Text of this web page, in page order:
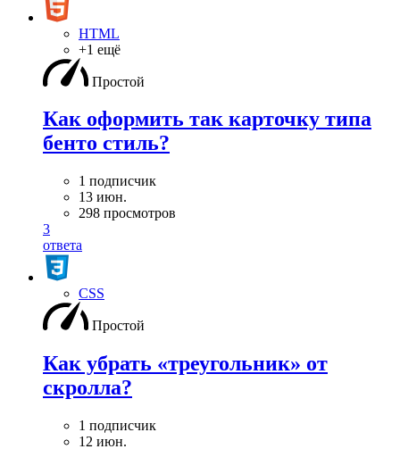
HTML
+1 ещё
Простой
Как оформить так карточку типа
бенто стиль?
1 подписчик
13 июн.
298 просмотров
3
ответа
CSS
Простой
Как убрать «треугольник» от
скролла?
1 подписчик
12 июн.